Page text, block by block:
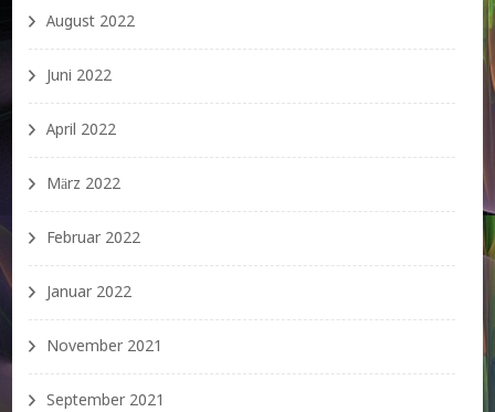
August 2022
Juni 2022
April 2022
März 2022
Februar 2022
Januar 2022
November 2021
September 2021